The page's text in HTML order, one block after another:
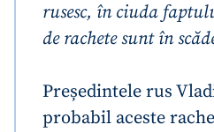
rusesc, în ciuda
de rachete sunt în
Președintele rus
probabil aceste